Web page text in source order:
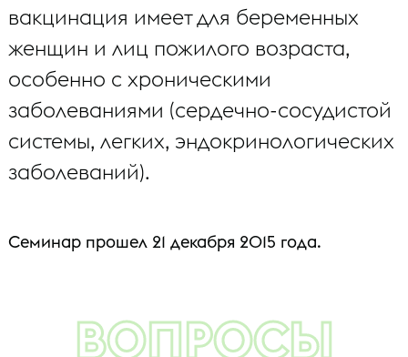
вакцинация имеет для беременных
женщин и лиц пожилого возраста,
особенно с хроническими
заболеваниями (сердечно-сосудистой
системы, легких, эндокринологических
заболеваний).
Семинар прошел 21 декабря 2015 года.
ВОПРОСЫ